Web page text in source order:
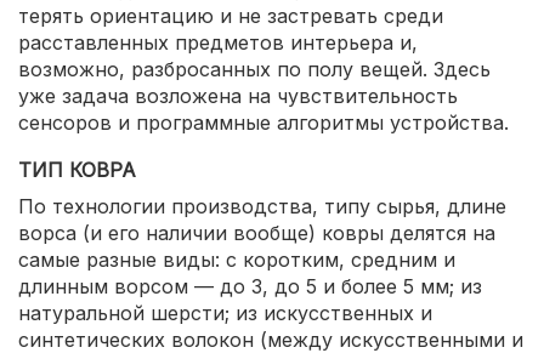
терять ориентацию и не застревать среди
расставленных предметов интерьера и,
возможно, разбросанных по полу вещей. Здесь
уже задача возложена на чувствительность
сенсоров и программные алгоритмы устройства.
ТИП КОВРА
По технологии производства, типу сырья, длине
ворса (и его наличии вообще) ковры делятся на
самые разные виды: с коротким, средним и
длинным ворсом — до 3, до 5 и более 5 мм; из
натуральной шерсти; из искусственных и
синтетических волокон (между искусственными и